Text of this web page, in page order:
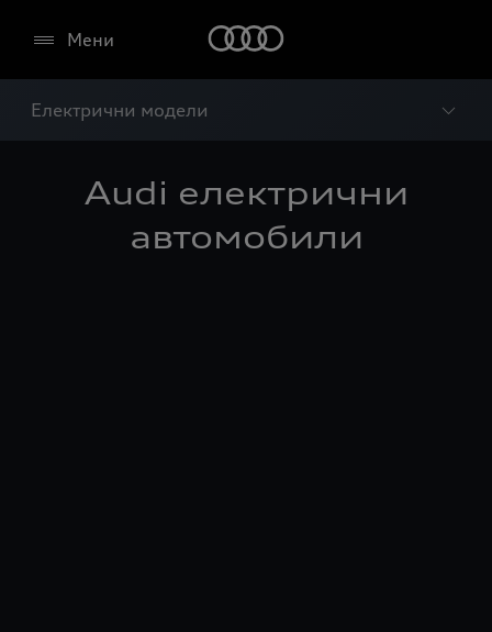
Мени
Електрични модели
Audi електрични
автомобили